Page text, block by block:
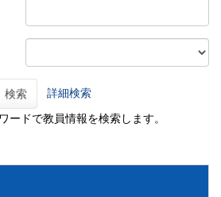
検索 詳細検索
ードで教員情報を検索します。